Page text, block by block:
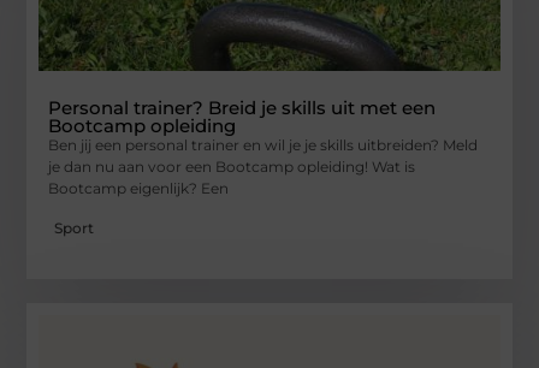
Personal trainer? Breid je skills uit met een
Bootcamp opleiding
Ben jij een personal trainer en wil je je skills uitbreiden? Meld
je dan nu aan voor een Bootcamp opleiding! Wat is
Bootcamp eigenlijk? Een
Sport